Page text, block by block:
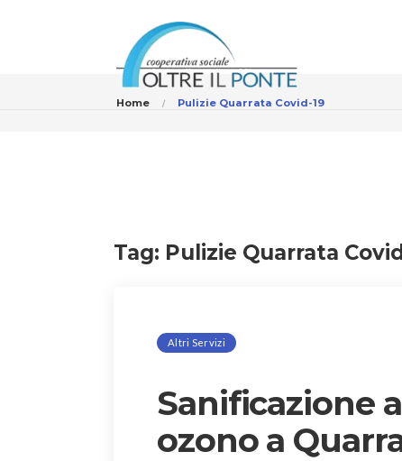
Home Pulizie Quarrata Covid-19
Tag: Pulizie Quarrata
Altri Servizi
Sanificazione
ozono a